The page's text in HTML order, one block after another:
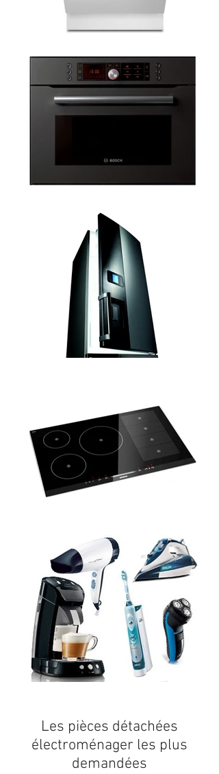
Les pièces détachées
électroménager les plus
demandées